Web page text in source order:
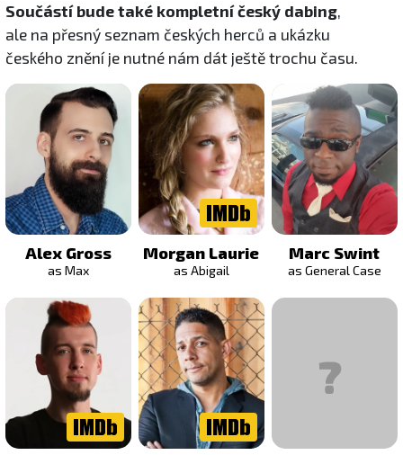
Součástí bude také kompletní český dabing,
ale na přesný seznam českých herců a ukázku
českého znění je nutné nám dát ještě trochu času.
Alex Gross
as Max
Morgan Laurie
as Abigail
Marc Swint
as General Case